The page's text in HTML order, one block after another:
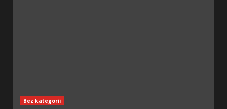
Bez kategorii